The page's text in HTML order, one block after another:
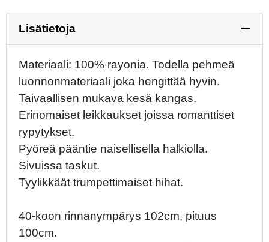
Lisätietoja
Materiaali: 100% rayonia. Todella pehmeä
luonnonmateriaali joka hengittää hyvin.
Taivaallisen mukava kesä kangas.
Erinomaiset leikkaukset joissa romanttiset
rypytykset.
Pyöreä pääntie naisellisella halkiolla.
Sivuissa taskut.
Tyylikkäät trumpettimaiset hihat.
40-koon rinnanympärys 102cm, pituus
100cm.